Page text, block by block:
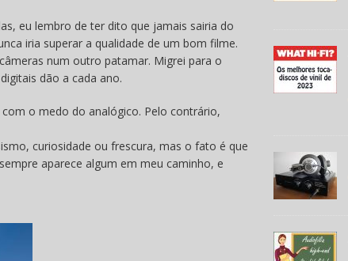
eu lembro de ter dito que jamais sairia do
iria superar a qualidade de um bom filme.
num outro patamar. Migrei para o
dão a cada ano.
o medo do analógico. Pelo contrário,
curiosidade ou frescura, mas o fato é que
aparece algum em meu caminho, e